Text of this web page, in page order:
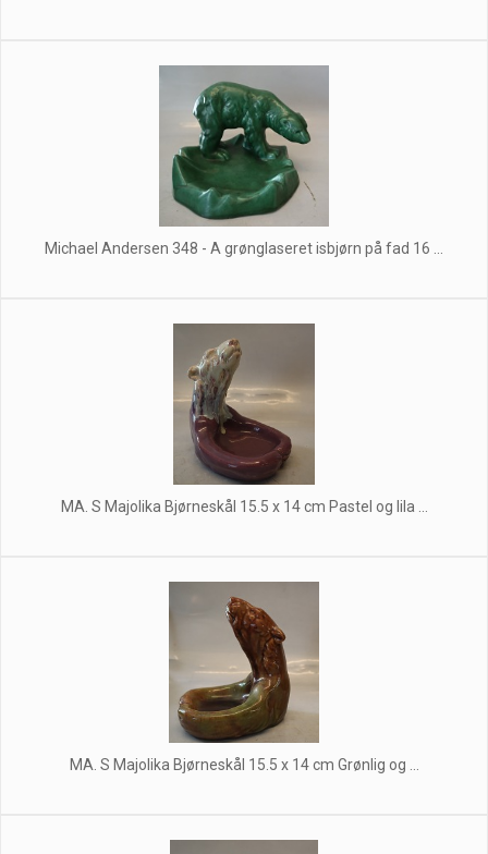
Michael Andersen 348 - A grønglaseret isbjørn på fad 16 ...
MA. S Majolika Bjørneskål 15.5 x 14 cm Pastel og lila ...
MA. S Majolika Bjørneskål 15.5 x 14 cm Grønlig og ...